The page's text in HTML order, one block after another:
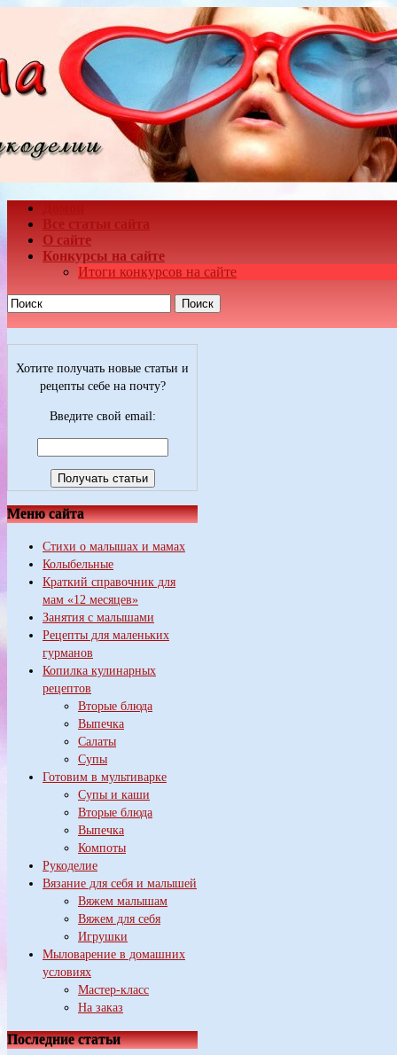
Все статьи сайта
О сайте
Конкурсы на сайте
Итоги конкурсов на сайте
Поиск
Хотите получать новые статьи и
рецепты себе на почту?
Введите свой email:
Меню сайта
Стихи о малышах и мамах
Колыбельные
Краткий справочник для
мам «12 месяцев»
Занятия с малышами
Рецепты для маленьких
гурманов
Копилка кулинарных
рецептов
Вторые блюда
Выпечка
Салаты
Супы
Готовим в мультиварке
Супы и каши
Вторые блюда
Выпечка
Компоты
Рукоделие
Вязание для себя и малышей
Вяжем малышам
Вяжем для себя
Игрушки
Мыловарение в домашних
условиях
Мастер-класс
На заказ
Последние статьи